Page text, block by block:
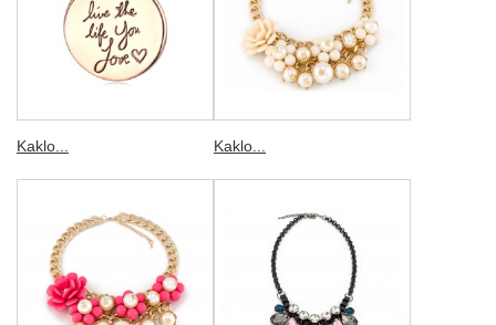
Kaklo... Kaklo...